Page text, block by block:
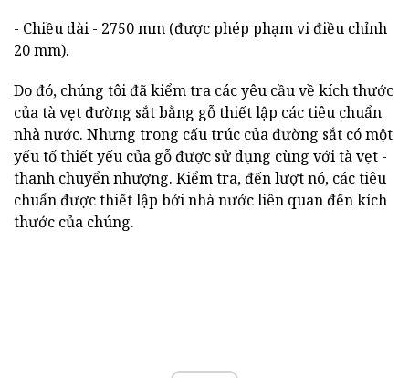
- Chiều dài - 2750 mm (được phép phạm vi điều chỉnh
20 mm).
Do đó, chúng tôi đã kiểm tra các yêu cầu về kích thước
của tà vẹt đường sắt bằng gỗ thiết lập các tiêu chuẩn
nhà nước. Nhưng trong cấu trúc của đường sắt có một
yếu tố thiết yếu của gỗ được sử dụng cùng với tà vẹt -
thanh chuyển nhượng. Kiểm tra, đến lượt nó, các tiêu
chuẩn được thiết lập bởi nhà nước liên quan đến kích
thước của chúng.